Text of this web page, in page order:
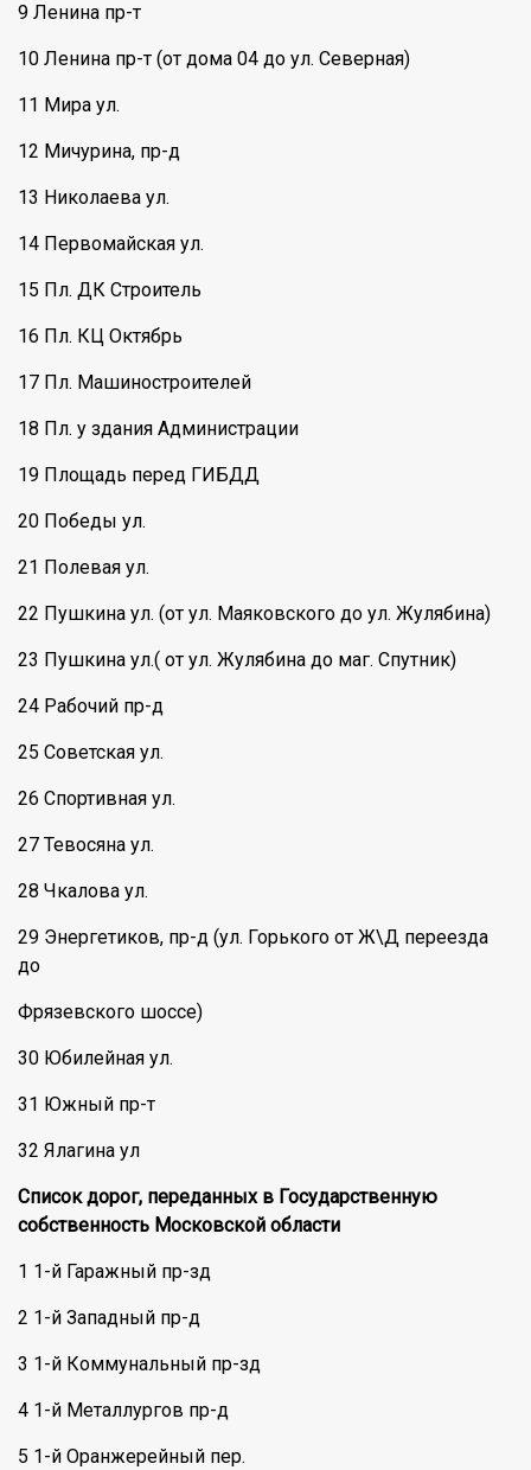
9 Ленина пр-т
10 Ленина пр-т (от дома 04 до ул. Северная)
11 Мира ул.
12 Мичурина, пр-д
13 Николаева ул.
14 Первомайская ул.
15 Пл. ДК Строитель
16 Пл. КЦ Октябрь
17 Пл. Машиностроителей
18 Пл. у здания Администрации
19 Площадь перед ГИБДД
20 Победы ул.
21 Полевая ул.
22 Пушкина ул. (от ул. Маяковского до ул. Жулябина)
23 Пушкина ул.( от ул. Жулябина до маг. Спутник)
24 Рабочий пр-д
25 Советская ул.
26 Спортивная ул.
27 Тевосяна ул.
28 Чкалова ул.
29 Энергетиков, пр-д (ул. Горького от Ж\Д переезда
до
Фрязевского шоссе)
30 Юбилейная ул.
31 Южный пр-т
32 Ялагина ул
Список дорог, переданных в Государственную
собственность Московской области
1 1-й Гаражный пр-зд
2 1-й Западный пр-д
3 1-й Коммунальный пр-зд
4 1-й Металлургов пр-д
5 1-й Оранжерейный пер.